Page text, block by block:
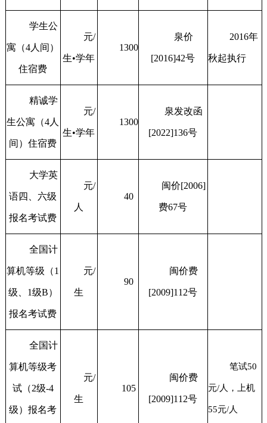
学生公
寓（4人间）
住宿费
元/
生•学年
1300
泉价
[2016]42号
2016年
秋起执行
精诚学
生公寓（4人
间）住宿费
元/
生•学年
1300
泉发改函
[2022]136号
大学英
语四、六级
报名考试费
元/
人
40
闽价[2006]
费67号
全国计
算机等级（1
级、1级B）
报名考试费
元/
生
90
闽价费
[2009]112号
全国计
算机等级考
试（2级-4
级）报名考
元/
生
105
闽价费
[2009]112号
笔试50
元/人，上机
55元/人